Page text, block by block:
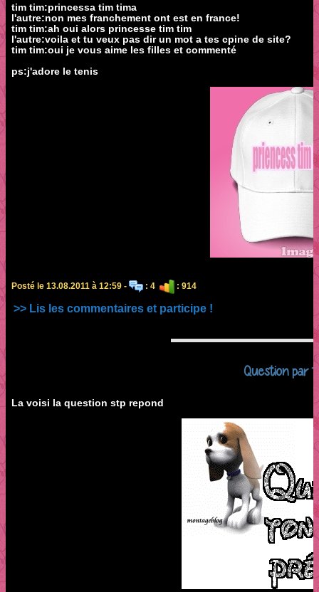
tim tim:princessa tim tima
l'autre:non mes franchement ont est en france!
tim tim:ah oui alors princesse tim tim
l'autre:voila et tu veux pas dir un mot a tes cpine de site?
tim tim:oui je vous aime les filles et commenté
ps:j'adore le tenis
Posté le 13.08.2011 à 12:59 - : 4 : 914
>> Lis les commentaires et participe !
Question par
La voisi la question stp repond